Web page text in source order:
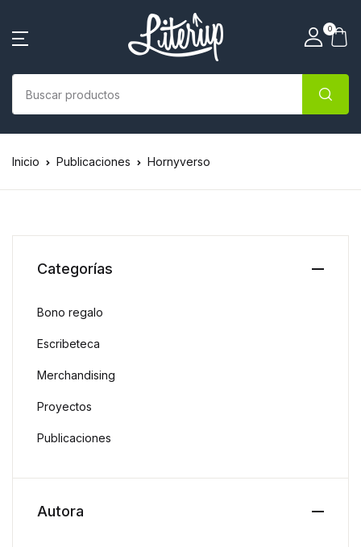
0
Inicio Publicaciones Hornyverso
Categorías
Bono regalo
Escribeteca
Merchandising
Proyectos
Publicaciones
Autora